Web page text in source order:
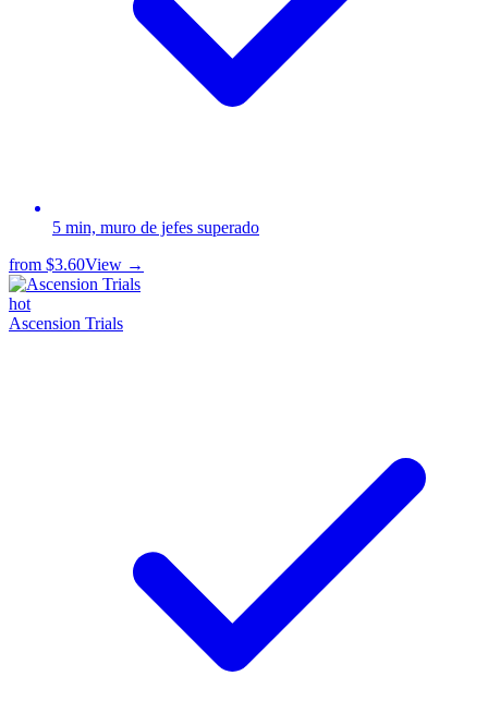
5 min, muro de jefes superado
from $3.60View →
hot
Ascension Trials